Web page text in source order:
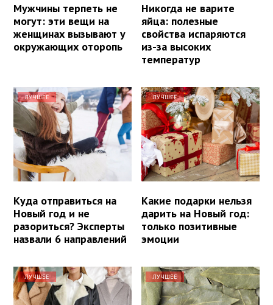
Мужчины терпеть не
могут: эти вещи на
женщинах вызывают у
окружающих оторопь
Никогда не варите
яйца: полезные
свойства испаряются
из-за высоких
температур
ЛУЧШЕЕ
Куда отправиться на
Новый год и не
разориться? Эксперты
назвали 6 направлений
ЛУЧШЕЕ
Какие подарки нельзя
дарить на Новый год:
только позитивные
эмоции
ЛУЧШЕЕ ЛУЧШЕЕ